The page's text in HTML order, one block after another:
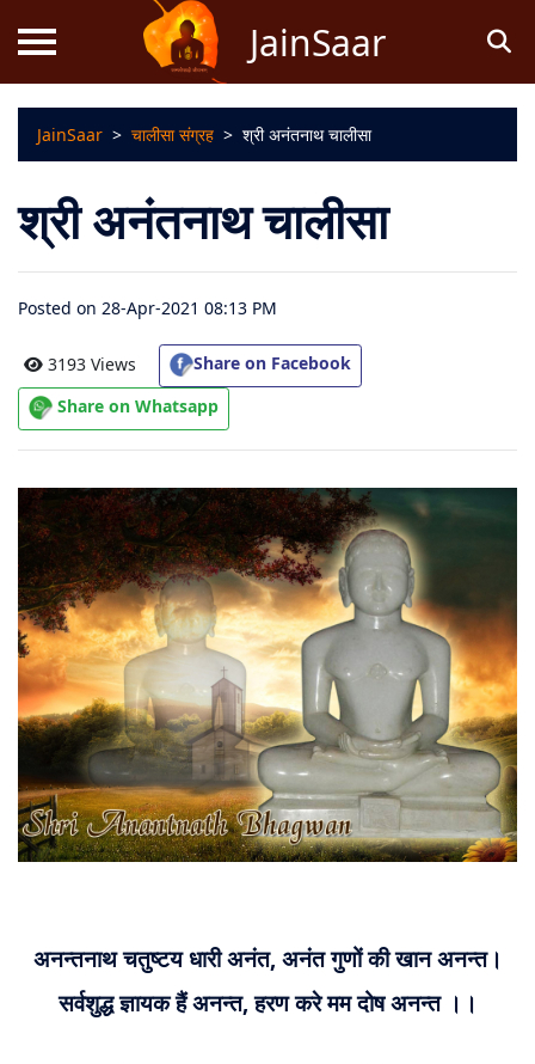
स्तोत्र
धर्म
ज्ञान
जैन
कथाएं
जैन
पूजन
स्तुति
संग्रह
चालीसा
संग्रह
जैन
संग्रह
आरती
पाठशाला
JainSaar
JainSaar > चालीसा संग्रह > श्री अनंतनाथ चालीसा
श्री अनंतनाथ चालीसा
Posted on 28-Apr-2021 08:13 PM
3193 Views
Share on Facebook
Share on Whatsapp
अनन्तनाथ चतुष्टय धारी अनंत, अनंत गुणों की खान अनन्त।
सर्वशुद्ध ज्ञायक हैं अनन्त, हरण करे मम दोष अनन्त ।।